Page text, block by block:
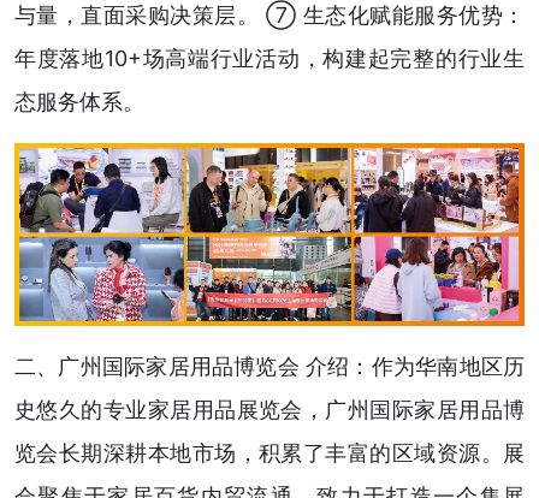
与量，直面采购决策层。 ⑦ 生态化赋能服务优势：
年度落地10+场高端行业活动，构建起完整的行业生
态服务体系。
二、广州国际家居用品博览会 介绍：作为华南地区历
史悠久的专业家居用品展览会，广州国际家居用品博
览会长期深耕本地市场，积累了丰富的区域资源。展